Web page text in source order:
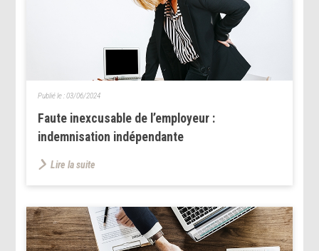
Faute inexcusable de l’employeur :
indemnisation indépendante
Publié le :03/06/2024
Lire la suite